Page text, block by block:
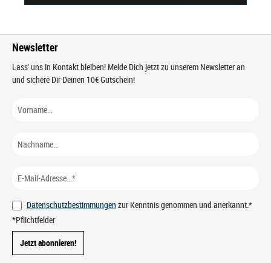
Newsletter
Lass' uns in Kontakt bleiben! Melde Dich jetzt zu unserem Newsletter an
und sichere Dir Deinen 10€ Gutschein!
Datenschutzbestimmungen zur Kenntnis genommen und anerkannt.*
*Pflichtfelder
Jetzt abonnieren!